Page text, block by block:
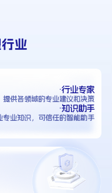
业
·行业专家
提供各领域的专业建议和决策
·知识助手
专业知识，可信任的智能助手